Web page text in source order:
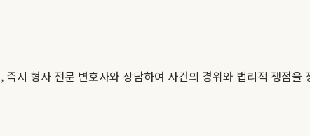
즉시 형사 전문 변호사와 상담하여 사건의 경위와 법리적 쟁점을